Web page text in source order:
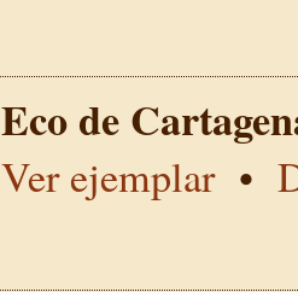
Eco de
Ver ejemplar•